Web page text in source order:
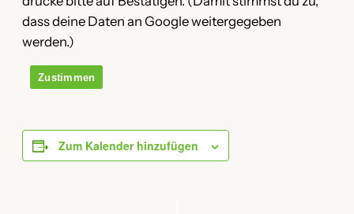
dass deine Daten an Google weitergegeben
werden.)
Zustimmen
Zum Kalender hinzufügen